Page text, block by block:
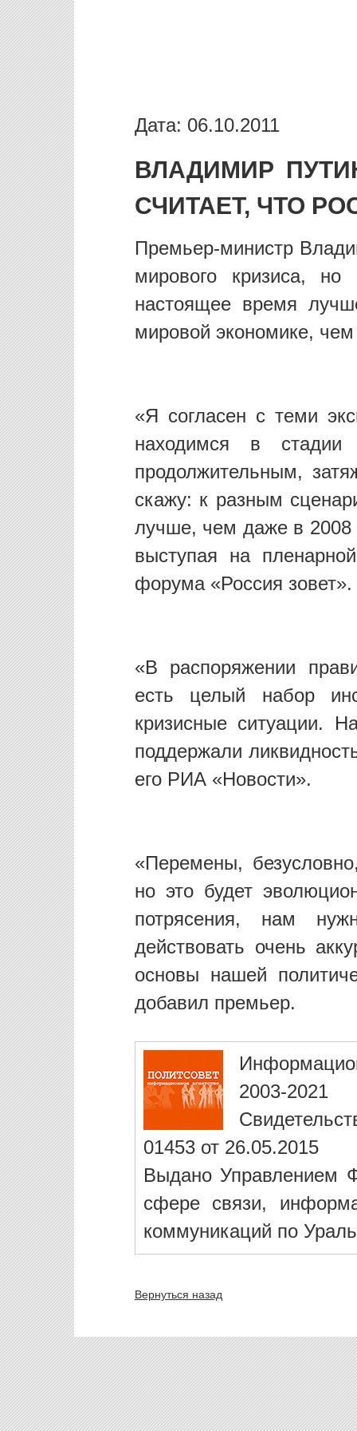
Дата: 06.10.2011
ВЛАДИМИР
СЧИТАЕТ, ЧТО
Премьер-министр
мирового кризиса,
настоящее время
мировой экономике, чем
«Я согласен с теми
находимся в
продолжительным,
скажу: к разным
лучше, чем даже в 2008
выступая на
форума «Россия зовет».
«В распоряжении
есть целый набор
кризисные ситуации.
поддержали
его РИА «Новости».
«Перемены,
но это будет
потрясения, нам
действовать очень
основы нашей
добавил премьер.
2003-2021
01453 от 26.05.2015
Выдано Управлением
сфере связи,
коммуникаций по
Вернуться назад